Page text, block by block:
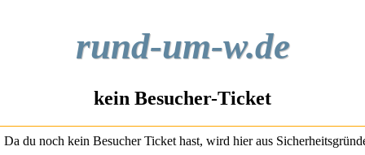
rund-um-w.de
kein Besucher-Ticket
Da du noch kein Besucher Ticket hast, wird hier aus